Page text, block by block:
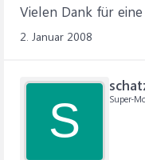
Vielen Dank für
2. Januar 2008
S Super-